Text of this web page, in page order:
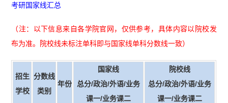
考研国家线汇总
（注：以下信息来自各学院官网，仅供参考，具体内容以院校发
布为准。院校线未标注单科即与国家线单科分数线一致）
招生
学校
分数线
类别
年份
国家线
总分/政治/外语/业务
课一/业务课二
院校线
总分/政治/外语/业务
课一/业务课二